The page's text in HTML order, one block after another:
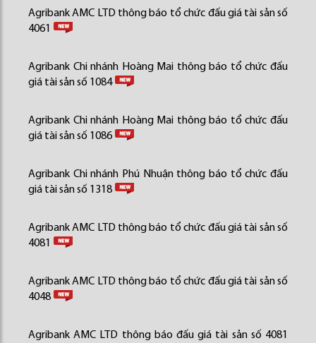
Agribank AMC LTD thông báo tổ chức đấu giá tài sản số
4061
Agribank Chi nhánh Hoàng Mai thông báo tổ chức đấu
giá tài sản số 1084
Agribank Chi nhánh Hoàng Mai thông báo tổ chức đấu
giá tài sản số 1086
Agribank Chi nhánh Phú Nhuận thông báo tổ chức đấu
giá tài sản số 1318
Agribank AMC LTD thông báo tổ chức đấu giá tài sản số
4081
Agribank AMC LTD thông báo tổ chức đấu giá tài sản số
4048
Agribank AMC LTD thông báo đấu giá tài sản số 4081